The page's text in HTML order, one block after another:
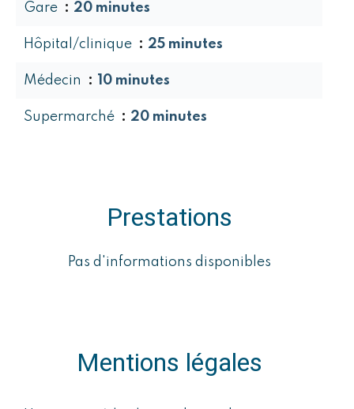
Gare 20 minutes
Hôpital/clinique 25 minutes
Médecin 10 minutes
Supermarché 20 minutes
Prestations
Pas d'informations disponibles
Mentions légales